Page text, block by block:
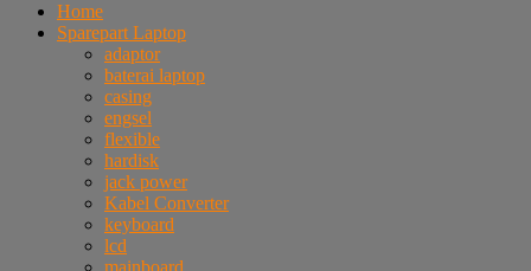
Home
Sparepart Laptop
adaptor
baterai laptop
casing
engsel
flexible
hardisk
jack power
Kabel Converter
keyboard
lcd
mainboard